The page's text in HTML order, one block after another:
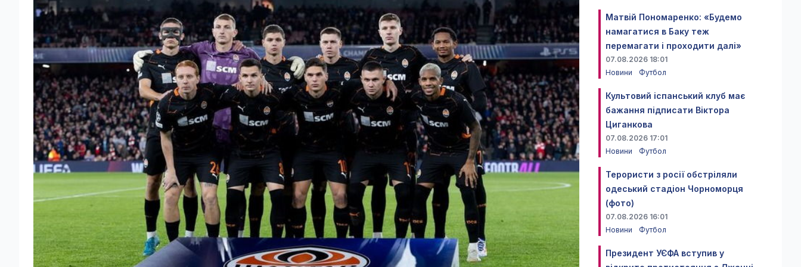
Матвій Пономаренко: «Будемо
намагатися в Баку теж
перемагати і проходити далі»
07.08.2026 18:01
Новини
Футбол
Культовий іспанський клуб має
бажання підписати Віктора
Циганкова
07.08.2026 17:01
Новини
Футбол
Терористи з росії обстріляли
одеський стадіон Чорноморця
(фото)
07.08.2026 16:01
Новини
Футбол
Президент УЄФА вступив у